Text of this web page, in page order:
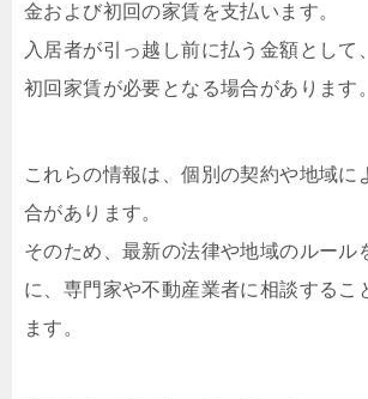
金および初回の家賃を支払います。
入居者が引っ越し前に払う金額として
初回家賃が必要となる場合があります。
これらの情報は、個別の契約や地域に
合があります。
そのため、最新の法律や地域のルール
に、専門家や不動産業者に相談するこ
ます。